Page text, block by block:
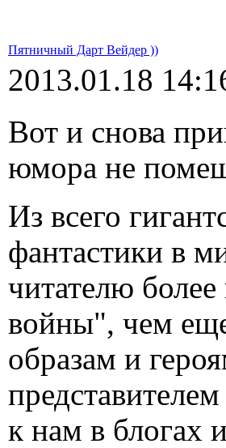
Пятничный Дарт Вейдер ))
2013.01.18
Вот и снова
юмора не
Из всего
фантастики в
читателю
войны", чем
образам и
к нам в блогах